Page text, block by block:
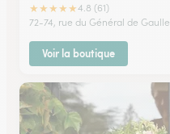
★★★★★4.8 (61)
72-74, rue du Général de Gaulle
Voir la boutique